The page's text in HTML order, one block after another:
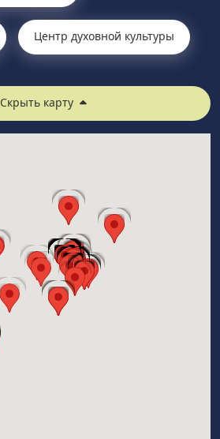
Центр духовной культуры
Скрыть карту